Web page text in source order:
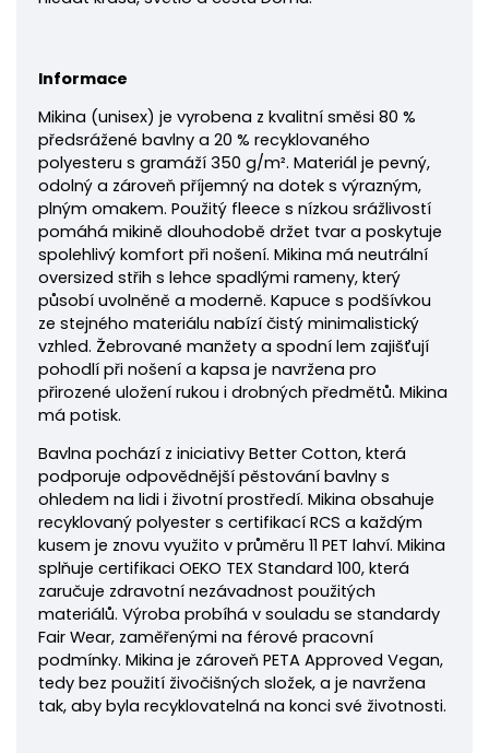
Informace
Mikina (unisex) je vyrobena z kvalitní směsi 80 %
předsrážené bavlny a 20 % recyklovaného
polyesteru s gramáží 350 g/m². Materiál je pevný,
odolný a zároveň příjemný na dotek s výrazným,
plným omakem. Použitý fleece s nízkou srážlivostí
pomáhá mikině dlouhodobě držet tvar a poskytuje
spolehlivý komfort při nošení. Mikina má neutrální
oversized střih s lehce spadlými rameny, který
působí uvolněně a moderně. Kapuce s podšívkou
ze stejného materiálu nabízí čistý minimalistický
vzhled. Žebrované manžety a spodní lem zajišťují
pohodlí při nošení a kapsa je navržena pro
přirozené uložení rukou i drobných předmětů. Mikina
má potisk.
Bavlna pochází z iniciativy Better Cotton, která
podporuje odpovědnější pěstování bavlny s
ohledem na lidi i životní prostředí. Mikina obsahuje
recyklovaný polyester s certifikací RCS a každým
kusem je znovu využito v průměru 11 PET lahví. Mikina
splňuje certifikaci OEKO TEX Standard 100, která
zaručuje zdravotní nezávadnost použitých
materiálů. Výroba probíhá v souladu se standardy
Fair Wear, zaměřenými na férové pracovní
podmínky. Mikina je zároveň PETA Approved Vegan,
tedy bez použití živočišných složek, a je navržena
tak, aby byla recyklovatelná na konci své životnosti.